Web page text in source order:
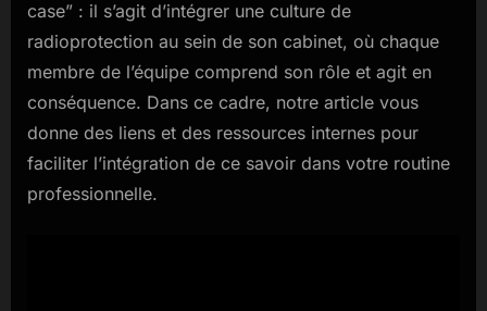
case” : il s’agit d’intégrer une culture de
radioprotection au sein de son cabinet, où chaque
membre de l’équipe comprend son rôle et agit en
conséquence. Dans ce cadre, notre article vous
donne des liens et des ressources internes pour
faciliter l’intégration de ce savoir dans votre routine
professionnelle.